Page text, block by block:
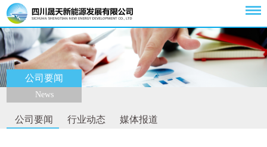
公司要闻
News
公司要闻 行业动态 媒体报道